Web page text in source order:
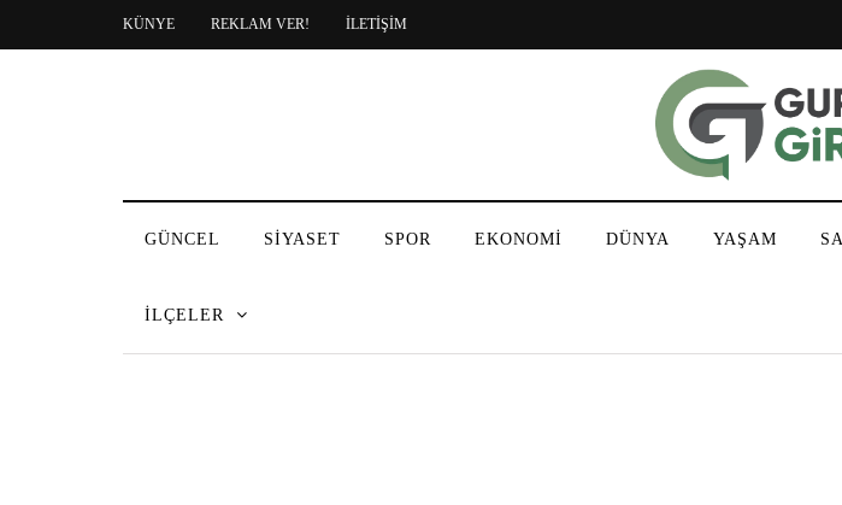
KÜNYE REKLAM VER! İLETİŞİM
GÜNCEL SİYASET SPOR EKONOMİ DÜNYA YAŞAM
İLÇELER